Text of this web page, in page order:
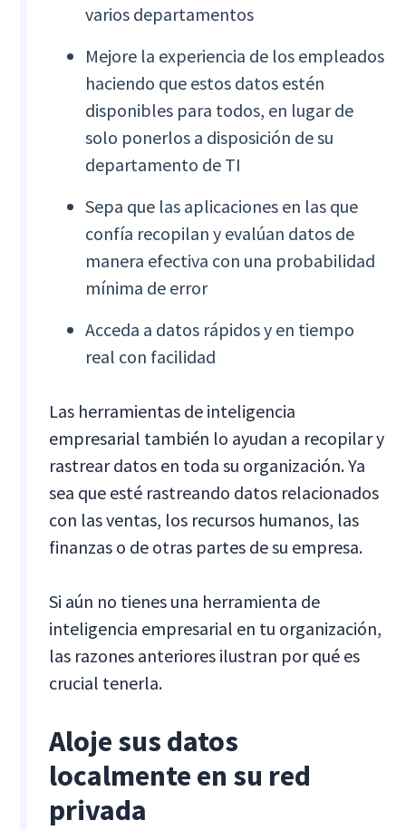
varios departamentos
Mejore la experiencia de los empleados
haciendo que estos datos estén
disponibles para todos, en lugar de
solo ponerlos a disposición de su
departamento de TI
Sepa que las aplicaciones en las que
confía recopilan y evalúan datos de
manera efectiva con una probabilidad
mínima de error
Acceda a datos rápidos y en tiempo
real con facilidad
Las herramientas de inteligencia
empresarial también lo ayudan a recopilar y
rastrear datos en toda su organización. Ya
sea que esté rastreando datos relacionados
con las ventas, los recursos humanos, las
finanzas o de otras partes de su empresa.
Si aún no tienes una herramienta de
inteligencia empresarial en tu organización,
las razones anteriores ilustran por qué es
crucial tenerla.
Aloje sus datos
localmente en su red
privada